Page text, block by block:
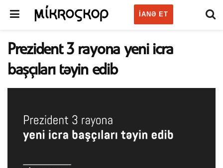
IANƏ ET
Prezident 3 rayona yeni icra
başçıları təyin edib